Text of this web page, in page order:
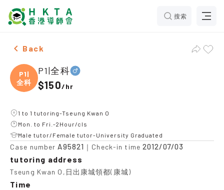
搜索
Male P1|全科，Tseung Kwan O Tuition recommendation
Back
P1|
全科
P1|全科
$150/hr
1 to 1 tutoring-Tseung Kwan O
Mon. to Fri.-2Hour/cls
Male tutor/Female tutor-University Graduated
Case number A95821 ｜Check-in time 2012/07/03
tutoring address
Tseung Kwan O,日出康城領都(康城)
Time